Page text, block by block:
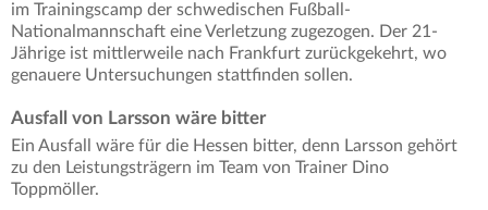
im Trainingscamp der schwedischen Fußball-
Nationalmannschaft eine Verletzung zugezogen. Der 21-
Jährige ist mittlerweile nach Frankfurt zurückgekehrt, wo
genauere Untersuchungen stattfinden sollen.
Ausfall von Larsson wäre bitter
Ein Ausfall wäre für die Hessen bitter, denn Larsson gehört
zu den Leistungsträgern im Team von Trainer Dino
Toppmöller.